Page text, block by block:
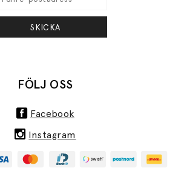
SKICKA
FÖLJ OSS
Facebook
Instagram